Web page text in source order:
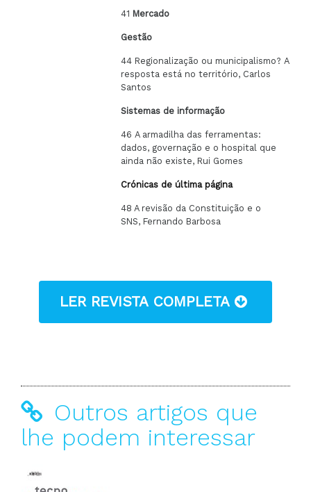
41 Mercado
Gestão
44 Regionalização ou municipalismo? A
resposta está no território, Carlos
Santos
Sistemas de informação
46 A armadilha das ferramentas:
dados, governação e o hospital que
ainda não existe, Rui Gomes
Crónicas de última página
48 A revisão da Constituição e o
SNS, Fernando Barbosa
LER REVISTA COMPLETA
Outros artigos que
lhe podem interessar